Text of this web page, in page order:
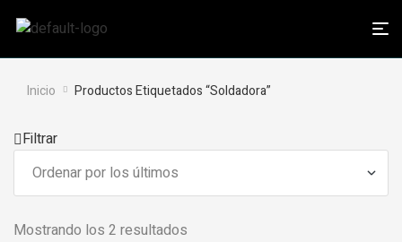
Inicio Productos Etiquetados “Soldadora”
Filtrar
Mostrando los 2 resultados